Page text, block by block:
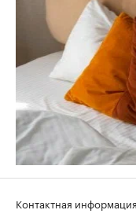
Контактная информация